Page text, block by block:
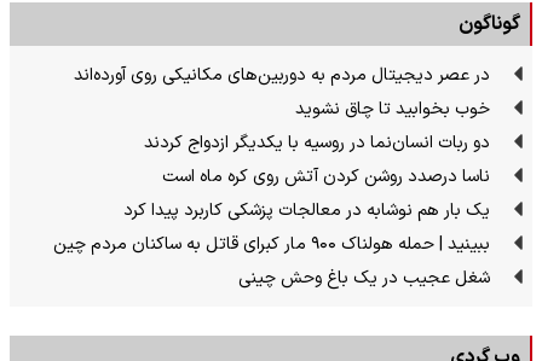
گوناگون
در عصر دیجیتال مردم به دوربین‌های مکانیکی روی آورده‌اند
خوب بخوابید تا چاق نشوید
دو ربات انسان‌نما در روسیه با یکدیگر ازدواج کردند
ناسا درصدد روشن کردن آتش روی کره ماه است
یک بار هم نوشابه در معالجات پزشکی کاربرد پیدا کرد
ببینید | حمله هولناک ۹۰۰ مار کبرای قاتل به ساکنان مردم چین
شغل عجیب در یک باغ وحش چینی